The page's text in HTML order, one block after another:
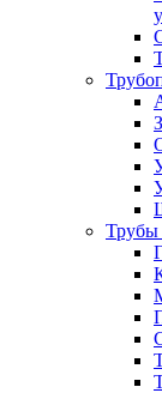
Трубы